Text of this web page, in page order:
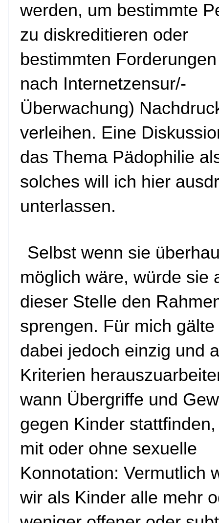
werden, um bestimmte
zu diskreditieren oder
bestimmten
nach Internetzensur/-
Überwachung)
verleihen. Eine
das Thema Pädophilie
solches will ich hier
unterlassen.
Selbst wenn sie
möglich wäre, würde sie
dieser Stelle den
sprengen. Für mich gälte
dabei jedoch einzig und
Kriterien
wann Übergriffe und
gegen Kinder
mit oder ohne sexuelle
Konnotation: Vermutlich
wir als Kinder alle mehr